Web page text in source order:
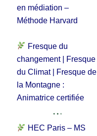
en médiation –
Méthode Harvard
Fresque du
changement | Fresque
du Climat | Fresque de
la Montagne :
Animatrice certifiée
HEC Paris – MS